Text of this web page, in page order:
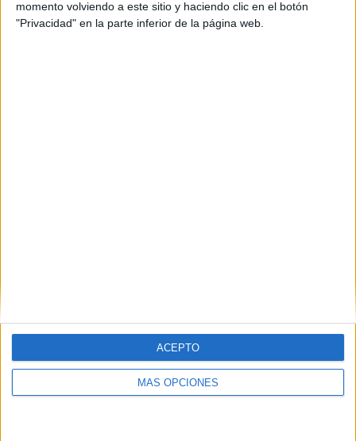
momento volviendo a este sitio y haciendo clic en el botón
"Privacidad" en la parte inferior de la página web.
MÁS OPCIONES
ACEPTO
Suscribir